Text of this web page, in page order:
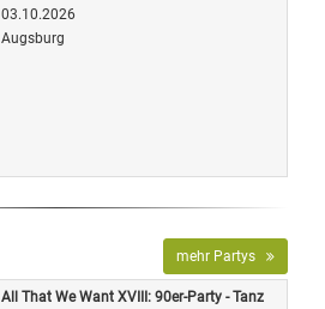
03.10.2026
Augsburg
mehr Partys
All That We Want XVIII: 90er-Party - Tanz